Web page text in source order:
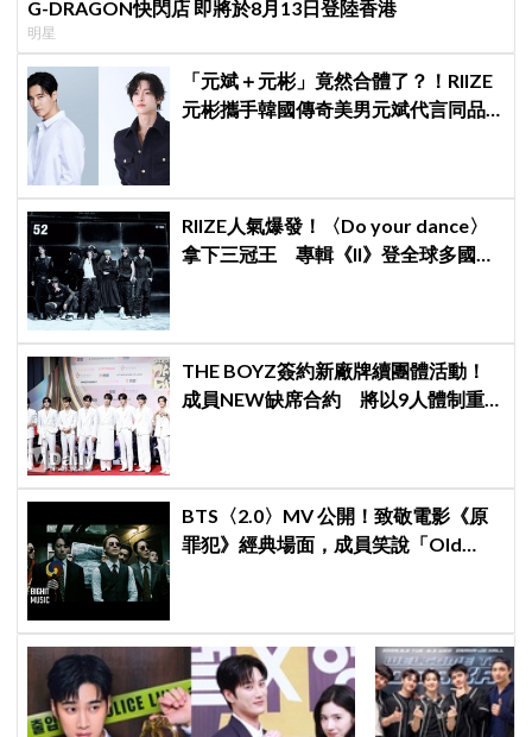
G-DRAGON快閃店 即將於8月13日登陸香港
明星
「元斌＋元彬」竟然合體了？！RIIZE
元彬攜手韓國傳奇美男元斌代言同品
RIIZE人氣爆發！〈Do your dance〉
拿下三冠王 專輯《II》登全球多國排
THE BOYZ簽約新廠牌續團體活動！
成員NEW缺席合約 將以9人體制重
BTS〈2.0〉MV 公開！致敬電影《原
罪犯》經典場面，成員笑說「Old